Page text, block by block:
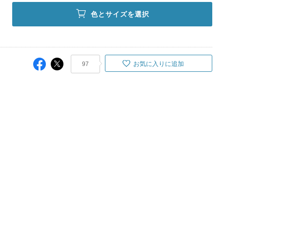
色とサイズを選択
97 お気に入りに追加